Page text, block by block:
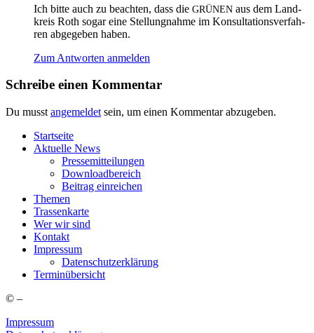
Ich bit­te auch zu beach­ten, dass die GRÜNEN aus dem Land­
kreis Roth sogar eine Stel­lung­nah­me im Kon­sul­ta­ti­ons­ver­fah­
ren abge­ge­ben haben.
Zum Antworten anmelden
Schreibe einen Kommentar
Du musst angemeldet sein, um einen Kommentar abzugeben.
Start­sei­te
Aktu­el­le News
Pres­se­mit­tei­lun­gen
Down­load­be­reich
Bei­trag einreichen
The­men
Tras­sen­kar­te
Wer wir sind
Kon­takt
Impres­sum
Daten­schutz­er­klä­rung
Ter­min­über­sicht
© –
Impressum